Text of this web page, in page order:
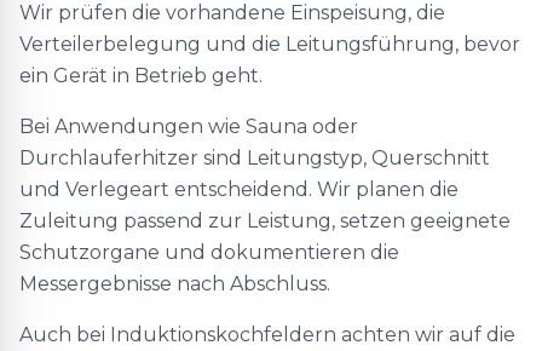
Wir prüfen die vorhandene Einspeisung, die
Verteilerbelegung und die Leitungsführung, bevor
ein Gerät in Betrieb geht.
Bei Anwendungen wie Sauna oder
Durchlauferhitzer sind Leitungstyp, Querschnitt
und Verlegeart entscheidend. Wir planen die
Zuleitung passend zur Leistung, setzen geeignete
Schutzorgane und dokumentieren die
Messergebnisse nach Abschluss.
Auch bei Induktionskochfeldern achten wir auf die